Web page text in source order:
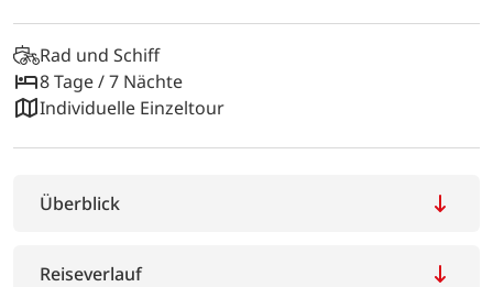
Rad und Schiff
8 Tage / 7 Nächte
Individuelle Einzeltour
Überblick
Reiseverlauf